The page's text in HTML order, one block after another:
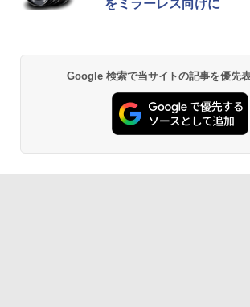
をミラーレス向けに
Google 検索で当サイトの記事を優先